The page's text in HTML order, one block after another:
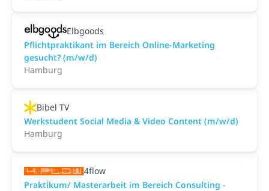
Elbgoods
Pflichtpraktikant im Bereich Online-Marketing
gesucht? (m/w/d)
Hamburg
Bibel TV
Werkstudent Social Media & Video Content (m/w/d)
Hamburg
4flow
Praktikum/ Masterarbeit im Bereich Consulting -